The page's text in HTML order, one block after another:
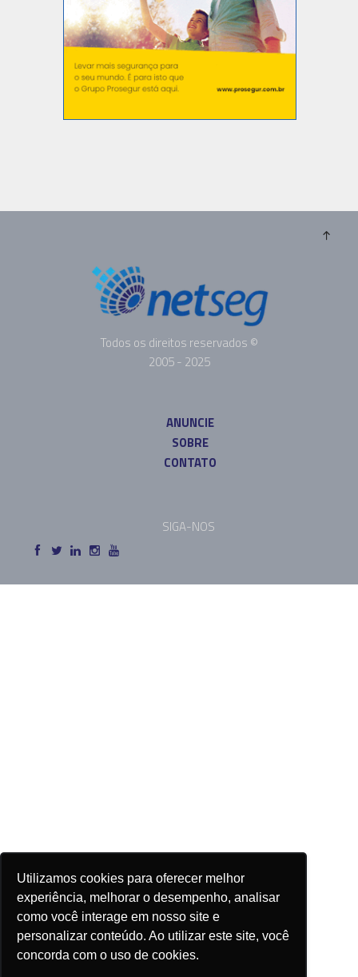
Utilizamos cookies para oferecer melhor
experiência, melhorar o desempenho, analisar
como você interage em nosso site e
personalizar conteúdo. Ao utilizar este site, você
concorda com o uso de cookies.
Todos os direitos reservados ©
2005 - 2025
ANUNCIE
SOBRE
CONTATO
SIGA-NOS